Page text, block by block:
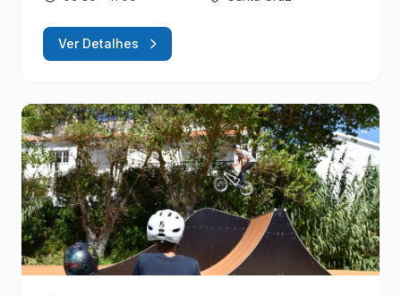
Ver Detalhes